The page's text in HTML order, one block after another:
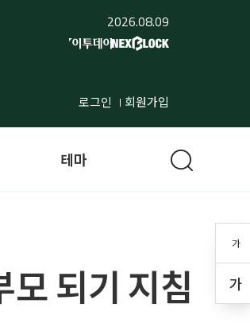
2026.08.09
로그인 회원가입
가
가
테마
모 되기 지침